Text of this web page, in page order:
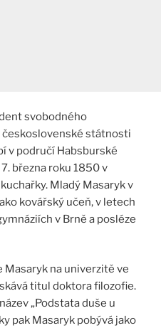
svobodného
státnosti
v područí Habsburské
března roku 1850 v
Mladý Masaryk v
kovářský učeň, v letech
v Brně a posléze
na univerzitě ve
titul doktora filozofie.
„Podstata duše u
pak Masaryk pobývá jako